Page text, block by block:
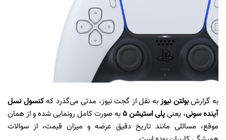
به گزارشبولتن نیوزبه نقل از گجت نیوز، مدتی می‌گذرد کهکنسول نسل
آینده سونی، یعنیپلی استیشن ۵
به صورت کامل رونمایی شده و از همان
موقع، مسائلی مانند تاریخ دقیق عرضه و میزان قیمت، از سوالات